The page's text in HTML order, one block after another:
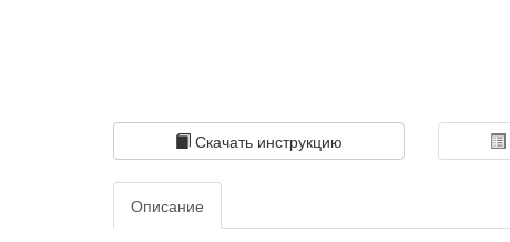
Скачать инструкцию
Описание